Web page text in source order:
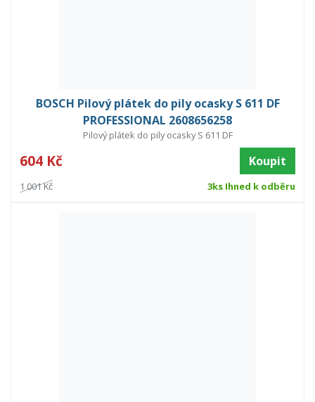
BOSCH Pilový plátek do pily ocasky S 611 DF
PROFESSIONAL 2608656258
Pilový plátek do pily ocasky S 611 DF
604 Kč Koupit
1 001 Kč 3ks Ihned k odběru